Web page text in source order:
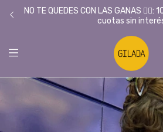
NO TE QUEDES CON LAS GANAS
cuotas sin